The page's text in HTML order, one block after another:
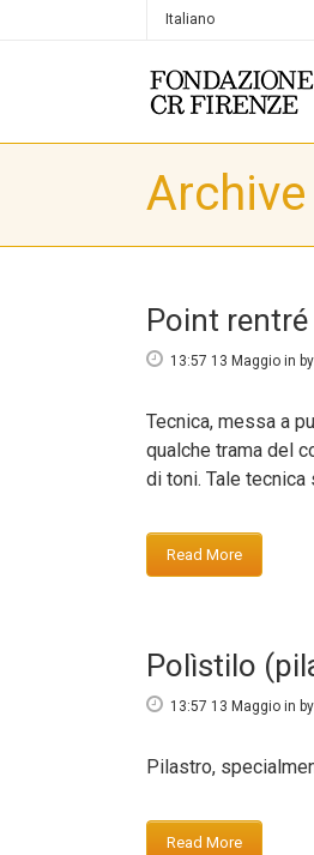
Italiano
Archive
Point rentré
13:57 13 Maggio in by
Tecnica, messa a
qualche trama del
di toni. Tale tecnica
Read More
Polìstilo
13:57 13 Maggio in by
Pilastro,
Read More